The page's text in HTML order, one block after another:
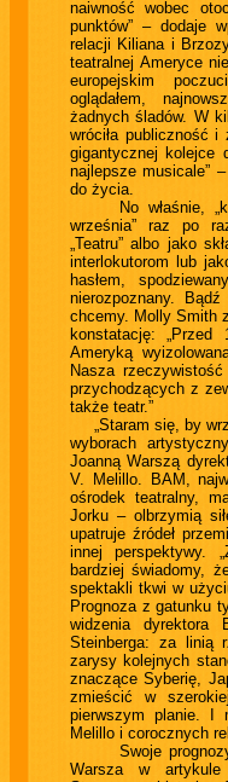
naiwność wobec
punktów” – dodaje
relacji Kiliana i
teatralnej Ameryce
europejskim
oglądałem,
żadnych śladów. W
wróciła publiczność
gigantycznej kolejce
najlepsze musicale”
do życia.
No właśnie,
września” raz po
„Teatru” albo jako
interlokutorom lub
hasłem,
nierozpoznany.
chcemy. Molly Smith
konstatację:
Ameryką
Nasza
przychodzących z
także teatr.”
„Staram się, by
wyborach
Joanną Warszą
V. Melillo. BAM,
ośrodek teatralny,
Jorku – olbrzymią
upatruje źródeł
innej perspektywy.
bardziej świadomy,
spektakli tkwi w
Prognoza z gatunku
widzenia dyrektora
Steinberga: za linią
zarysy kolejnych
znaczące Syberię,
zmieścić w
pierwszym planie. I
Melillo i corocznych
Swoje prognozy
Warsza w artykule